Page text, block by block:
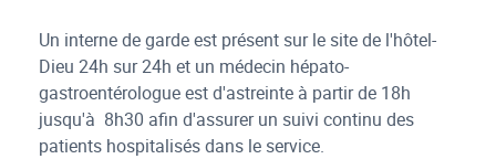
Un interne de garde est présent sur le site de l'hôtel-
Dieu 24h sur 24h et un médecin hépato-
gastroentérologue est d'astreinte à partir de 18h
jusqu'à 8h30 afin d'assurer un suivi continu des
patients hospitalisés dans le service.